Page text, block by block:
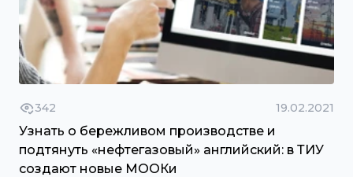
342 19.02.2021
Узнать о бережливом производстве и
подтянуть «нефтегазовый» английский: в ТИУ
создают новые МООКи